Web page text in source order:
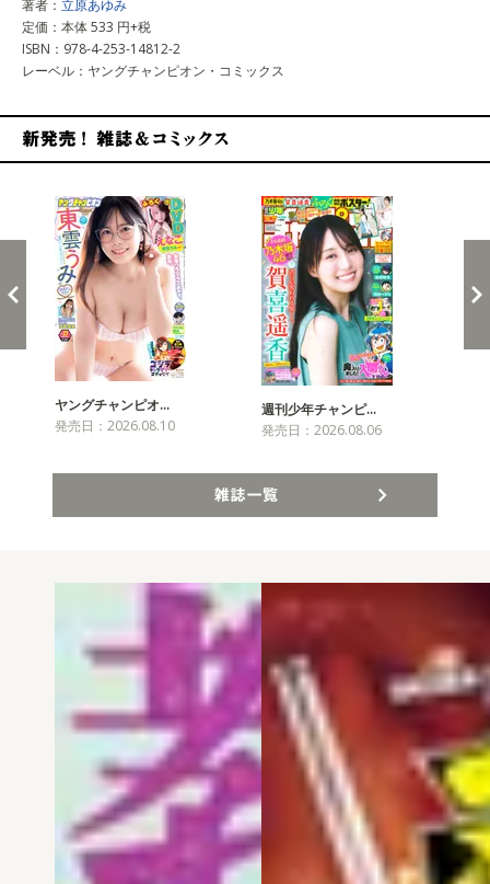
著者： 立原あゆみ
定価：本体 533 円+税
ISBN：978-4-253-14812-2
レーベル：ヤングチャンピオン・コミックス
ヤングチャンピオ…
発売日：2026.08.10
週刊少年チャンピ…
発売日：2026.08.06